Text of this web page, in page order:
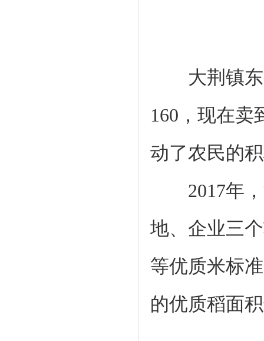
大荆镇东
160，现在卖
动了农民的
2017年，
地、企业三
等优质米标
的优质稻面